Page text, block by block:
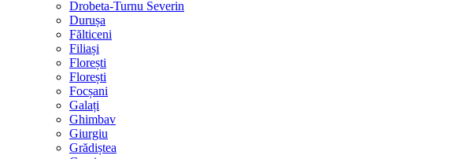
Drobeta-Turnu Severin
Durușa
Fălticeni
Filiași
Florești
Florești
Focșani
Galați
Ghimbav
Giurgiu
Grădiștea